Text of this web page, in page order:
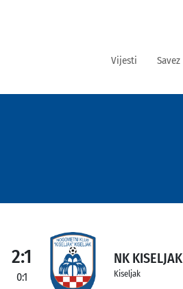
Vijesti Savez
2:1
0:1
NK KISELJAK
Kiseljak